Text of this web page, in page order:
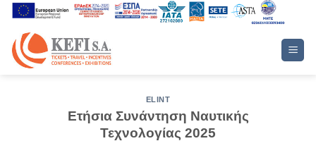
Skip
content
ELINT
Ετήσια Συνάντηση Ναυτικής
Τεχνολογίας 2025